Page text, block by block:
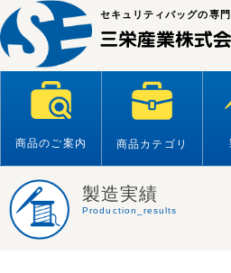
Skip
to
content
セキュリティバッグの専
商品のご案内 商品カテゴリ
製造実績
Production_results